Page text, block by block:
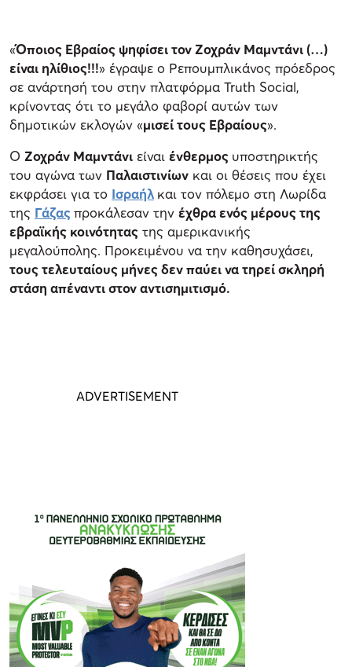
«Όποιος Εβραίος ψηφίσει τον Ζοχράν Μαμντάνι (…)
είναι ηλίθιος!!!» έγραψε ο Ρεπουμπλικάνος πρόεδρος
σε ανάρτησή του στην πλατφόρμα Truth Social,
κρίνοντας ότι το μεγάλο φαβορί αυτών των
δημοτικών εκλογών «μισεί τους Εβραίους».
Ο Ζοχράν Μαμντάνι είναι ένθερμος υποστηρικτής
του αγώνα των Παλαιστινίων και οι θέσεις που έχει
εκφράσει για το Ισραήλ και τον πόλεμο στη Λωρίδα
της Γάζαςπροκάλεσαν την έχθρα ενός μέρους της
εβραϊκής κοινότητας της αμερικανικής
μεγαλούπολης. Προκειμένου να την καθησυχάσει,
τους τελευταίους μήνες δεν παύει να τηρεί σκληρή
στάση απέναντι στον αντισημιτισμό.